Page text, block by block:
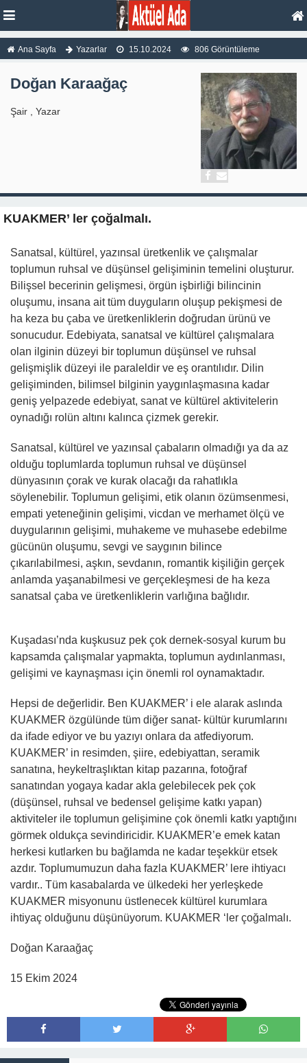
Ana Sayfa Yazarlar 15.10.2024 806 Görüntüleme
Doğan Karaağaç
Şair , Yazar
KUAKMER’ ler çoğalmalı.
Sanatsal, kültürel, yazınsal üretkenlik ve çalışmalar
toplumun ruhsal ve düşünsel gelişiminin temelini oluşturur.
Bilişsel becerinin gelişmesi, örgün işbirliği bilincinin
oluşumu, insana ait tüm duyguların oluşup pekişmesi de
ha keza bu çaba ve üretkenliklerin doğrudan ürünü ve
sonucudur. Edebiyata, sanatsal ve kültürel çalışmalara
olan ilginin düzeyi bir toplumun düşünsel ve ruhsal
gelişmişlik düzeyi ile paraleldir ve eş orantılıdır. Dilin
gelişiminden, bilimsel bilginin yaygınlaşmasına kadar
geniş yelpazede edebiyat, sanat ve kültürel aktivitelerin
oynadığı rolün altını kalınca çizmek gerekir.
Sanatsal, kültürel ve yazınsal çabaların olmadığı ya da az
olduğu toplumlarda toplumun ruhsal ve düşünsel
dünyasının çorak ve kurak olacağı da rahatlıkla
söylenebilir. Toplumun gelişimi, etik olanın özümsenmesi,
empati yeteneğinin gelişimi, vicdan ve merhamet ölçü ve
duygularının gelişimi, muhakeme ve muhasebe edebilme
gücünün oluşumu, sevgi ve saygının bilince
çıkarılabilmesi, aşkın, sevdanın, romantik kişiliğin gerçek
anlamda yaşanabilmesi ve gerçekleşmesi de ha keza
sanatsal çaba ve üretkenliklerin varlığına bağlıdır.
Kuşadası’nda kuşkusuz pek çok dernek-sosyal kurum bu
kapsamda çalışmalar yapmakta, toplumun aydınlanması,
gelişimi ve kaynaşması için önemli rol oynamaktadır.
Hepsi de değerlidir. Ben KUAKMER’ i ele alarak aslında
KUAKMER özgülünde tüm diğer sanat- kültür kurumlarını
da ifade ediyor ve bu yazıyı onlara da atfediyorum.
KUAKMER’ in resimden, şiire, edebiyattan, seramik
sanatına, heykeltraşlıktan kitap pazarına, fotoğraf
sanatından yogaya kadar akla gelebilecek pek çok
(düşünsel, ruhsal ve bedensel gelişime katkı yapan)
aktiviteler ile toplumun gelişimine çok önemli katkı yaptığını
görmek oldukça sevindiricidir. KUAKMER’e emek katan
herkesi kutlarken bu bağlamda ne kadar teşekkür etsek
azdır. Toplumumuzun daha fazla KUAKMER’ lere ihtiyacı
vardır.. Tüm kasabalarda ve ülkedeki her yerleşkede
KUAKMER misyonunu üstlenecek kültürel kurumlara
ihtiyaç olduğunu düşünüyorum. KUAKMER ‘ler çoğalmalı.
Doğan Karaağaç
15 Ekim 2024